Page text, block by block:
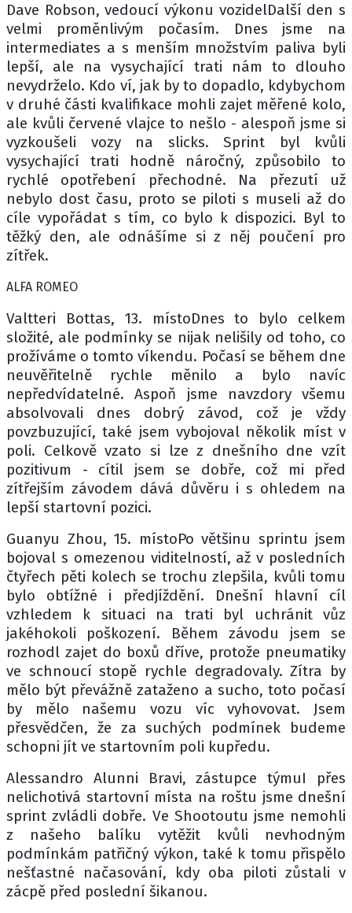
Dave Robson, vedoucí výkonu vozidelDalší den s
velmi proměnlivým počasím. Dnes jsme na
intermediates a s menším množstvím paliva byli
lepší, ale na vysychající trati nám to dlouho
nevydrželo. Kdo ví, jak by to dopadlo, kdybychom
v druhé části kvalifikace mohli zajet měřené kolo,
ale kvůli červené vlajce to nešlo - alespoň jsme si
vyzkoušeli vozy na slicks. Sprint byl kvůli
vysychající trati hodně náročný, způsobilo to
rychlé opotřebení přechodné. Na přezutí už
nebylo dost času, proto se piloti s museli až do
cíle vypořádat s tím, co bylo k dispozici. Byl to
těžký den, ale odnášíme si z něj poučení pro
zítřek.
ALFA ROMEO
Valtteri Bottas, 13. místoDnes to bylo celkem
složité, ale podmínky se nijak nelišily od toho, co
prožíváme o tomto víkendu. Počasí se během dne
neuvěřitelně rychle měnilo a bylo navíc
nepředvídatelné. Aspoň jsme navzdory všemu
absolvovali dnes dobrý závod, což je vždy
povzbuzující, také jsem vybojoval několik míst v
poli. Celkově vzato si lze z dnešního dne vzít
pozitivum - cítil jsem se dobře, což mi před
zítřejším závodem dává důvěru i s ohledem na
lepší startovní pozici.
Guanyu Zhou, 15. místoPo většinu sprintu jsem
bojoval s omezenou viditelností, až v posledních
čtyřech pěti kolech se trochu zlepšila, kvůli tomu
bylo obtížné i předjíždění. Dnešní hlavní cíl
vzhledem k situaci na trati byl uchránit vůz
jakéhokoli poškození. Během závodu jsem se
rozhodl zajet do boxů dříve, protože pneumatiky
ve schnoucí stopě rychle degradovaly. Zítra by
mělo být převážně zataženo a sucho, toto počasí
by mělo našemu vozu víc vyhovovat. Jsem
přesvědčen, že za suchých podmínek budeme
schopni jít ve startovním poli kupředu.
Alessandro Alunni Bravi, zástupce týmuI přes
nelichotivá startovní místa na roštu jsme dnešní
sprint zvládli dobře. Ve Shootoutu jsme nemohli
z našeho balíku vytěžit kvůli nevhodným
podmínkám patřičný výkon, také k tomu přispělo
nešťastné načasování, kdy oba piloti zůstali v
zácpě před poslední šikanou.